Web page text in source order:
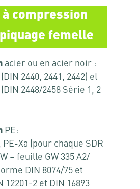
à compression
femelle
acier ou en acier noir :
2440, 2441, 2442) et
(DIN 2448/2458 Série 1, 2
PE:
PE-Xa (pour chaque SDR
– feuille GW 335 A2/
DIN 8074/75 et
12201-2 et DIN 16893